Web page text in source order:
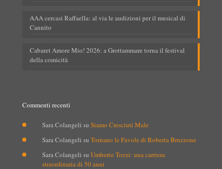
AAA cercasi Raffaella: al via le audizioni per il musical di
Cannito
Cabaret Amore Mio! 2026: a Grottammare torna il festival
della comicità
Commenti recenti
Sara Colangeli su Siamo Cresciuti Male
Sara Colangeli su Tornano le Favole di Roberta Bruzzone
Sara Colangeli su Umberto Tozzi: una carriera
straordinaria di 50 anni